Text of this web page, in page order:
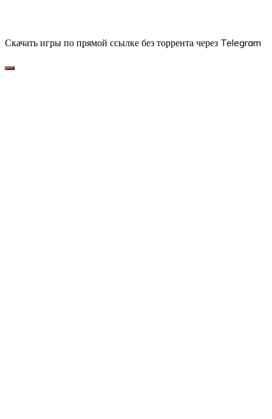
Скачать игры по прямой ссылке без торрента через Telegram